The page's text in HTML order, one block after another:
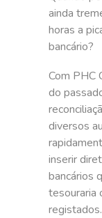
ainda
horas a
bancário?
Com PHC
do
diversos
inserir
bancários
tesouraria
registados.